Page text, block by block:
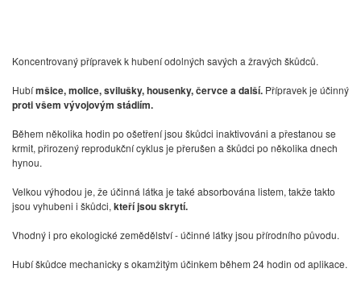
Koncentrovaný přípravek k hubení odolných savých a žravých škůdců.
Hubímšice, molice, svilušky, housenky, červce a další. Přípravek je účinný
proti všem vývojovým stádiím.
Během několika hodin po ošetření jsou škůdci inaktivováni a přestanou se
krmit, přirozený reprodukční cyklus je přerušen a škůdci po několika dnech
hynou.
Velkou výhodou je, že účinná látka je také absorbována listem, takže takto
jsou vyhubeni i škůdci,kteří jsou skrytí.
Vhodný i pro ekologické zemědělství - účinné látky jsou přírodního původu.
Hubí škůdce mechanicky s okamžitým účinkem během 24 hodin od aplikace.